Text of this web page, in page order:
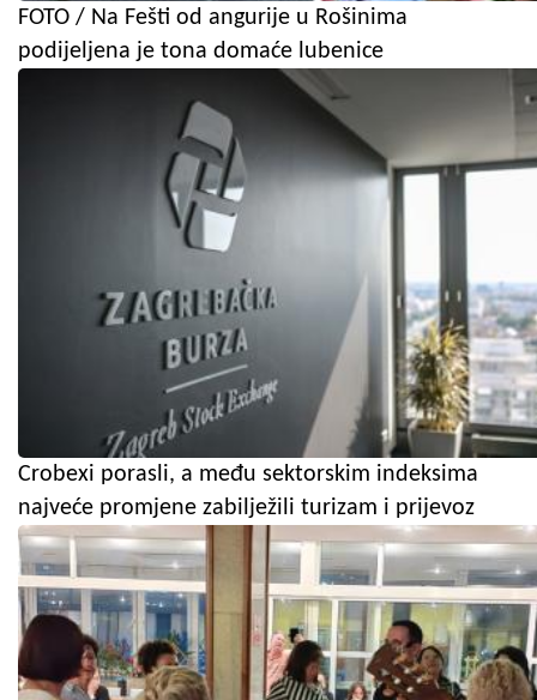
FOTO / Na Fešti od angurije u Rošinima
podijeljena je tona domaće lubenice
Crobexi porasli, a među sektorskim indeksima
najveće promjene zabilježili turizam i prijevoz